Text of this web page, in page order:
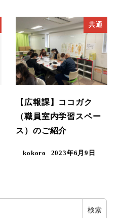
共通
【広報課】ココガク
（職員室内学習スペー
ス）のご紹介
kokoro 2023年6月9日
検索